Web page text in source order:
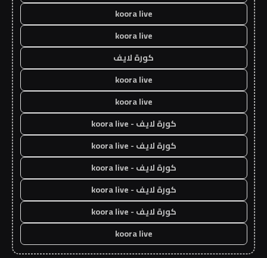
koora live
koora live
كورة لايف
koora live
koora live
كورة لايف - koora live
كورة لايف - koora live
كورة لايف - koora live
كورة لايف - koora live
كورة لايف - koora live
koora live